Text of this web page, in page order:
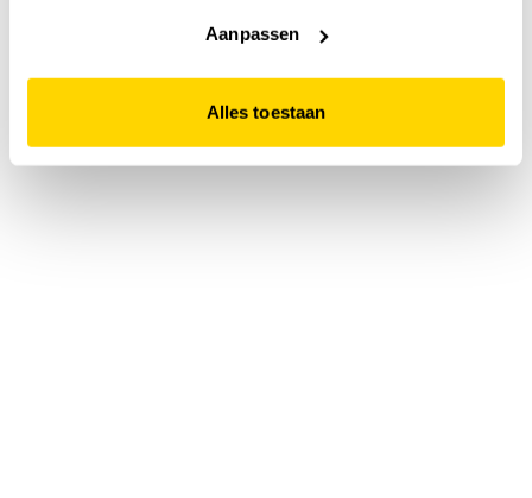
website niet optimaal functioneert.
Aanpassen
Alles toestaan